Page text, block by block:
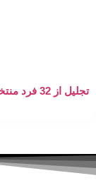
تجلیل از 32 فرد منتخب در روز صنعت و معدن استان قم